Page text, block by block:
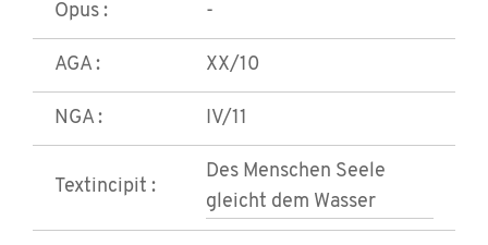
Opus : -
AGA : XX/10
NGA : IV/11
Textincipit :
Des Menschen Seele
gleicht dem Wasser